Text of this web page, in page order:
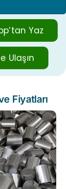
Yaz
Ulaşın
Fiyatları